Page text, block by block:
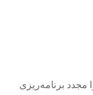
مجدد برنامه‌ریزی